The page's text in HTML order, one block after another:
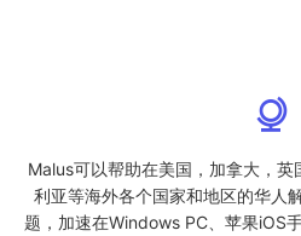
Malus可以帮助在美国，加拿大，
利亚等海外各个国家和地区的华人
题，加速在Windows PC、苹果iOS